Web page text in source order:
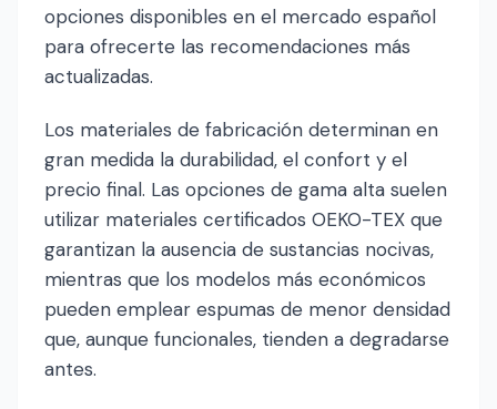
opciones disponibles en el mercado español
para ofrecerte las recomendaciones más
actualizadas.
Los materiales de fabricación determinan en
gran medida la durabilidad, el confort y el
precio final. Las opciones de gama alta suelen
utilizar materiales certificados OEKO-TEX que
garantizan la ausencia de sustancias nocivas,
mientras que los modelos más económicos
pueden emplear espumas de menor densidad
que, aunque funcionales, tienden a degradarse
antes.